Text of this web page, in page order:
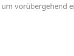
vorübergehend